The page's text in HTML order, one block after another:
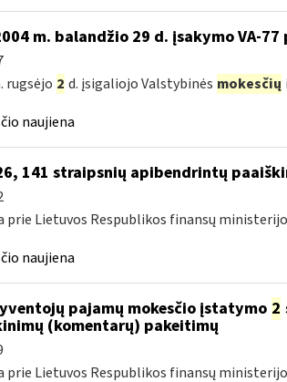
m. balandžio 29 d. įsakymo VA-
rugsėjo 2 d. įsigaliojo Valstybinės mokesčių
naujiena
141 straipsnių apibendrintų
prie Lietuvos Respublikos finansų
naujiena
pajamų mokesčio įstatymo 2
(komentarų) pakeitimų
prie Lietuvos Respublikos finansų